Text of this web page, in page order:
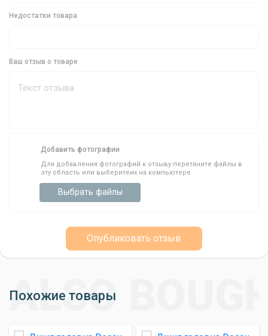
Крючок: 2
77 Plus Guard S
Не упустите возможность испытать все преимущества джиг-
Недостатки товара
Ваш отзыв о товаре
Добавить фотографии
Для добавления фотографий к отзыву перетяните файлы в
эту область или выберитеих на компьютере.
Выбрать файлы
Опубликовать отзыв
Похожие товары